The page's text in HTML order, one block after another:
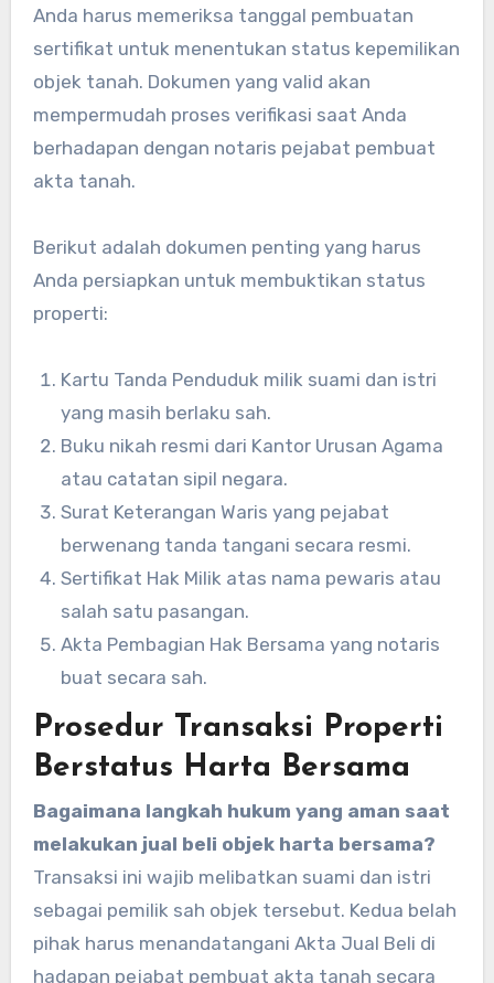
Anda harus memeriksa tanggal pembuatan
sertifikat untuk menentukan status kepemilikan
objek tanah. Dokumen yang valid akan
mempermudah proses verifikasi saat Anda
berhadapan dengan notaris pejabat pembuat
akta tanah.
Berikut adalah dokumen penting yang harus
Anda persiapkan untuk membuktikan status
properti:
Kartu Tanda Penduduk milik suami dan istri
yang masih berlaku sah.
Buku nikah resmi dari Kantor Urusan Agama
atau catatan sipil negara.
Surat Keterangan Waris yang pejabat
berwenang tanda tangani secara resmi.
Sertifikat Hak Milik atas nama pewaris atau
salah satu pasangan.
Akta Pembagian Hak Bersama yang notaris
buat secara sah.
Prosedur Transaksi Properti
Berstatus Harta Bersama
Bagaimana langkah hukum yang aman saat
melakukan jual beli objek harta bersama?
Transaksi ini wajib melibatkan suami dan istri
sebagai pemilik sah objek tersebut. Kedua belah
pihak harus menandatangani Akta Jual Beli di
hadapan pejabat pembuat akta tanah secara